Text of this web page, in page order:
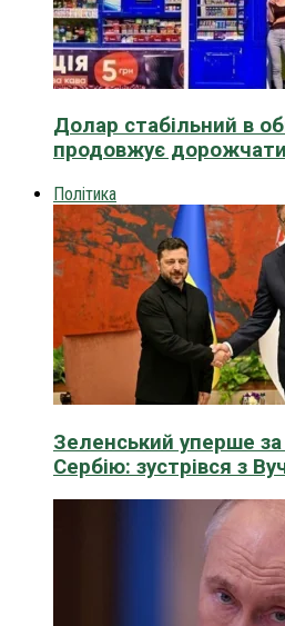
Долар стабільний в
продовжує дорожчати
Політика
Зеленський уперше за
Сербію: зустрівся з